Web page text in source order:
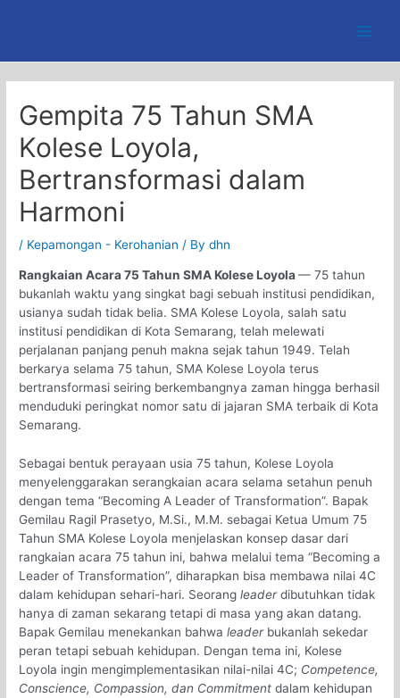
Gempita 75 Tahun SMA
Kolese Loyola,
Bertransformasi dalam
Harmoni
/ Kepamongan - Kerohanian / Bydhn
Rangkaian Acara 75 Tahun SMA Kolese Loyola— 75 tahun
bukanlah waktu yang singkat bagi sebuah institusi pendidikan,
usianya sudah tidak belia. SMA Kolese Loyola, salah satu
institusi pendidikan di Kota Semarang, telah melewati
perjalanan panjang penuh makna sejak tahun 1949. Telah
berkarya selama 75 tahun, SMA Kolese Loyola terus
bertransformasi seiring berkembangnya zaman hingga berhasil
menduduki peringkat nomor satu di jajaran SMA terbaik di Kota
Semarang.
Sebagai bentuk perayaan usia 75 tahun, Kolese Loyola
menyelenggarakan serangkaian acara selama setahun penuh
dengan tema “Becoming A Leader of Transformation”. Bapak
Gemilau Ragil Prasetyo, M.Si., M.M. sebagai Ketua Umum 75
Tahun SMA Kolese Loyola menjelaskan konsep dasar dari
rangkaian acara 75 tahun ini, bahwa melalui tema “Becoming a
Leader of Transformation”, diharapkan bisa membawa nilai 4C
dalam kehidupan sehari-hari. Seorangleaderdibutuhkan tidak
hanya di zaman sekarang tetapi di masa yang akan datang.
Bapak Gemilau menekankan bahwaleader bukanlah sekedar
peran tetapi sebuah kehidupan. Dengan tema ini, Kolese
Loyola ingin mengimplementasikan nilai-nilai 4C; Competence,
Conscience, Compassion, dan Commitment dalam kehidupan